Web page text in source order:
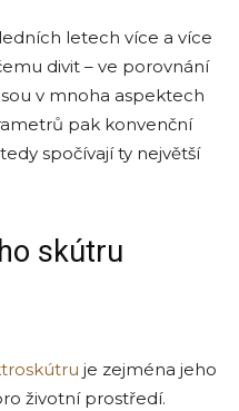
letech více a více
divit – ve porovnání
v mnoha aspektech
pak konvenční
spočívají ty největší
skútru
je zejména jeho
životní prostředí.